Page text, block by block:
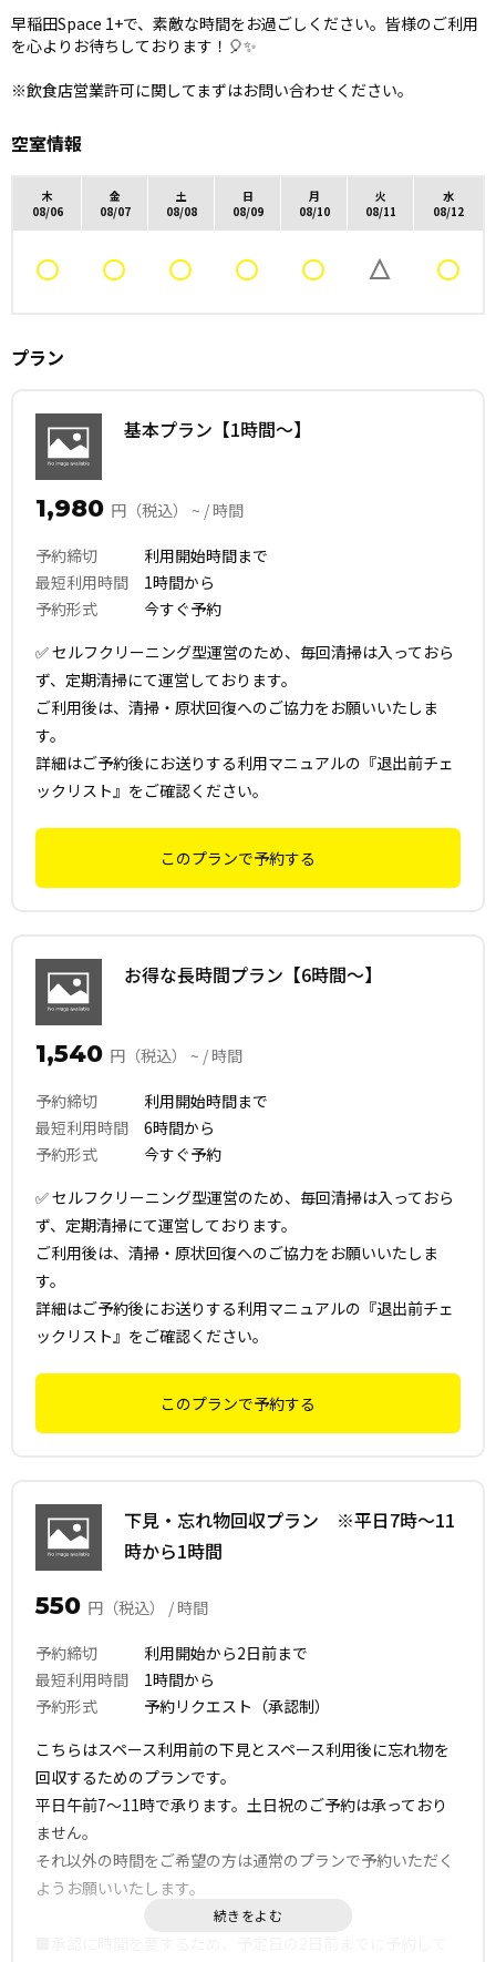
早稲田Space 1+で、素敵な時間をお過ごしください。皆様のご利用
を心よりお待ちしております！🎈✨
※飲食店営業許可に関してまずはお問い合わせください。
空室情報
木
08/06
金
08/07
土
08/08
日
08/09
月
08/10
火
08/11
水
08/12
プラン
基本プラン【1時間〜】
1,980 円（税込） ~ / 時間
予約締切 利用開始時間まで
最短利用時間 1時間から
予約形式 今すぐ予約
✅ セルフクリーニング型運営のため、毎回清掃は入っておら
ず、定期清掃にて運営しております。
ご利用後は、清掃・原状回復へのご協力をお願いいたしま
す。
詳細はご予約後にお送りする利用マニュアルの『退出前チェ
ックリスト』をご確認ください。
このプランで予約する
お得な長時間プラン【6時間〜】
1,540 円（税込） ~ / 時間
予約締切 利用開始時間まで
最短利用時間 6時間から
予約形式 今すぐ予約
✅ セルフクリーニング型運営のため、毎回清掃は入っておら
ず、定期清掃にて運営しております。
ご利用後は、清掃・原状回復へのご協力をお願いいたしま
す。
詳細はご予約後にお送りする利用マニュアルの『退出前チェ
ックリスト』をご確認ください。
このプランで予約する
下見・忘れ物回収プラン ※平日7時～11
時から1時間
550 円（税込） / 時間
予約締切 利用開始から2日前まで
最短利用時間 1時間から
予約形式 予約リクエスト（承認制）
こちらはスペース利用前の下見とスペース利用後に忘れ物を
回収するためのプランです。
平日午前7〜11時で承ります。土日祝のご予約は承っており
ません。
それ以外の時間をご希望の方は通常のプランで予約いただく
ようお願いいたします。